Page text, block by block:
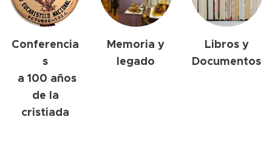
Conferencia
s
a 100 años
de la
cristiada
Memoria y
legado
Libros y
Documentos